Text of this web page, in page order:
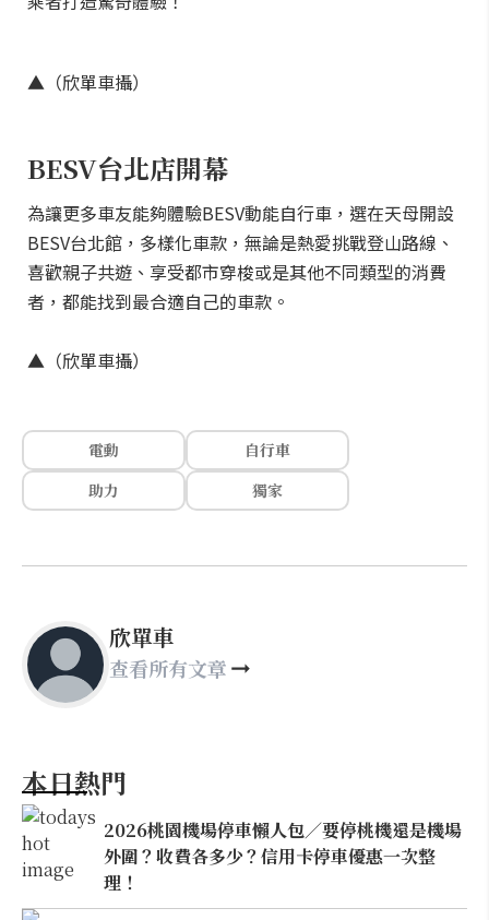
▲（欣單車攝）
BESV台北店開幕
為讓更多車友能夠體驗BESV動能自行車，選在天母開設
BESV台北館，多樣化車款，無論是熱愛挑戰登山路線、
喜歡親子共遊、享受都市穿梭或是其他不同類型的消費
者，都能找到最合適自己的車款。
▲（欣單車攝）
電動
自行車
助力
獨家
欣單車
查看所有文章
本日熱門
2026桃園機場停車懶人包／要停桃機還是機場
外圍？收費各多少？信用卡停車優惠一次整
理！